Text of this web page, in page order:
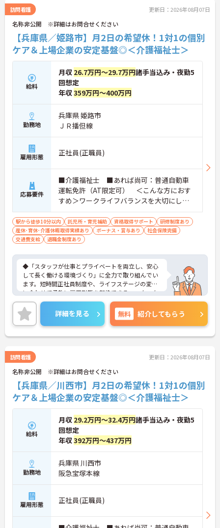
■ ムリなく働ける安心環境
メリハリある働き方を大切にしています。
・「年間休日114日」・月8～11日休み
・残業月平均10時間程度と少なめ
・業務量が調整された無理のない体制
→ プライベートと両立しやすい環境です♪
■ 成長を支える教育体制が充実
中途入社の方も安心のサポート体制。
・入社時から段階的な研修プログラム
・OJTやプリセプター制度あり
・資格取得支援や試験対策講座あり
→ 着実にスキルアップできる環境です！
長く働き続けやすい制度が整っています。
・育児休業や産後パパ育休の取得実績あり
・短時間勤務・時差勤務も相談可能
→ 生活の変化にも柔軟に対応できます♪
■ 大手ならではの福利厚生
将来まで見据えたサポートが魅力です。
・賞与年2回＋各種手当で安定収入
・退職金制度＆確定拠出年金あり
・保養所やレジャー施設の優待利用も可能
→ 「安心して長く働きたい」方にぴったり！
訪問看護 更新日：2026年08月07日
名称非公開 ※詳細はお問合せください
【兵庫県／姫路市】月2日の希望休！1対1の個別
ケア＆上場企業の安定基盤◎＜介護福祉士＞
給料
月収 26.7万円～29.7万円諸手当込み・夜勤5
回想定
年収359万円～400万円
勤務地
兵庫県 姫路市
ＪＲ播但線
雇用形態 正社員(正職員)
応募要件
■介護福祉士 ■あれば尚可：普通自動車
運転免許（AT限定可） ＜こんな方におす
すめ＞ワークライフバランスを大切にした
いとお考えの方、入居者様それぞれに合わ
せた、温かいケアを提供したい方、これま
での介護分野でのご経験を有効に活用した
い方
駅から徒歩10分以内 託児所・育児補助 資格取得サポート
研修制度あり
産休･育休･介護休暇取得実績あり
ボーナス・賞与あり
社会保険完備
交通費支給
退職金制度あり
◆「スタッフが仕事とプライベートを両立し、安心
して長く働ける環境づくり」に全力で取り組んでい
ます。短時間正社員制度や、ライフステージの変化
に合わせて柔軟に雇用形態を転換できるワークスタ
イル選択制度など、無理なく働き続けられる仕組み
が整っています。
◆資格取得にかかる費用を最大10万円まで補助する
支援制度や、独自の「育児休業給付金＋（プラ
ス）」、マイホーム購入時の利子補給制度など、大
す。WEB社内報を通じて全国の仲間の様子を知るこ
とができ、風通しの良い温かい社風が根付いていま
す。
◆介護福祉士には月15,000円の資格手当を支給。 賞
与年2回や月5,600円の食事補助手当もあり 頑張りが
しっかり収入に反映される環境！ 月2日の希望休や
各種時短制度も充実しており プライベートや家庭と
の両立も万全です。
詳細を見る 無料 紹介してもらう
訪問看護 更新日：2026年08月07日
名称非公開 ※詳細はお問合せください
【兵庫県／川西市】月2日の希望休！1対1の個別
ケア＆上場企業の安定基盤◎＜介護福祉士＞
給料
月収 29.2万円～32.4万円諸手当込み・夜勤5
回想定
年収392万円～437万円
勤務地
兵庫県 川西市
阪急宝塚本線
雇用形態 正社員(正職員)